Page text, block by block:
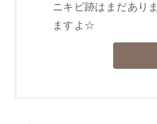
ニキビ跡はまだあり
ますよ☆